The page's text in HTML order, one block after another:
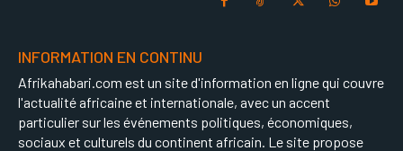
INFORMATION EN CONTINU
Afrikahabari.com est un site d'information en ligne qui couvre
l'actualité africaine et internationale, avec un accent
particulier sur les événements politiques, économiques,
sociaux et culturels du continent africain. Le site propose